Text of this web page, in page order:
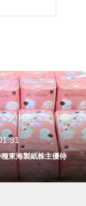
東海製紙株主優待